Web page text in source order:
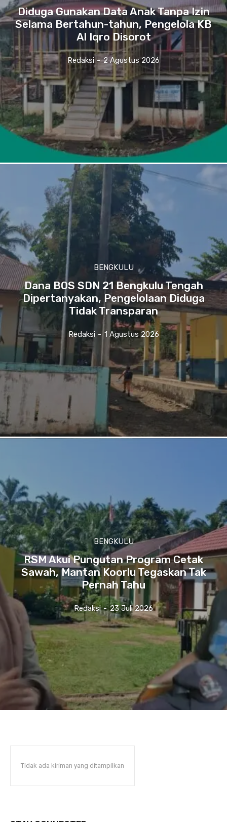
Diduga Gunakan Data Anak Tanpa Izin
Selama Bertahun-tahun, Pengelola KB
Al Iqro Disorot
Redaksi - 2 Agustus 2026
BENGKULU
Dana BOS SDN 21 Bengkulu Tengah
Dipertanyakan, Pengelolaan Diduga
Tidak Transparan
Redaksi - 1 Agustus 2026
BENGKULU
RSM Akui Pungutan Program Cetak
Sawah, Mantan Koorlu Tegaskan Tak
Pernah Tahu
Redaksi - 23 Juli 2026
Tidak ada kiriman yang ditampilkan